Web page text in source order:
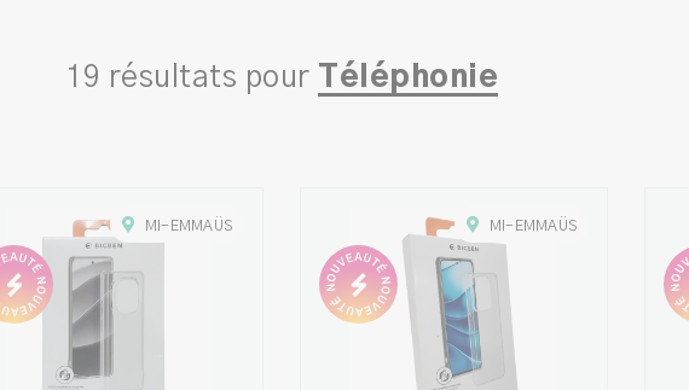
19 résultats pour Téléphonie
MI-EMMAÜS MI-EMMAÜS